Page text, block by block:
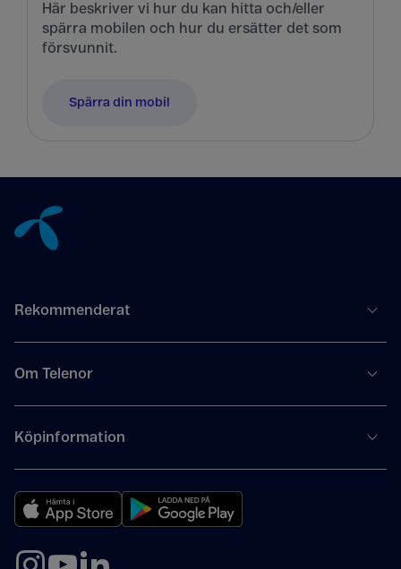
Här beskriver vi hur du kan hitta och/eller
spärra mobilen och hur du ersätter det som
försvunnit.
Spärra din mobil
Rekommenderat
Om Telenor
Köpinformation